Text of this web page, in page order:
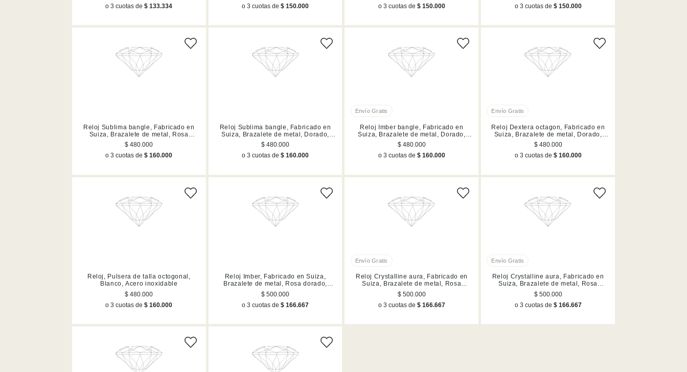
o 3 cuotas de$ 133.334
o 3 cuotas de$ 150.000
o 3 cuotas de $ 150.000
o 3 cuotas de $ 150.000
Reloj Sublima bangle, Fabricado en
Suiza, Brazalete de metal, Rosa
dorado, Acabado en tono oro rosa
$ 480.000
o 3 cuotas de$ 160.000
Reloj Sublima bangle, Fabricado en
Suiza, Brazalete de metal, Dorado,
Acabado en tono oro champán
$ 480.000
o 3 cuotas de$ 160.000
Reloj Imber bangle, Fabricado en
Suiza, Brazalete de metal, Dorado,
Acabado en tono oro champán
$ 480.000
o 3 cuotas de $ 160.000
Reloj Dextera octagon, Fabricado en
Suiza, Brazalete de metal, Dorado,
Acabado en tono oro rosa
$ 480.000
o 3 cuotas de $ 160.000
Reloj, Pulsera de talla octogonal,
Blanco, Acero inoxidable
$ 480.000
o 3 cuotas de$ 160.000
Reloj Imber, Fabricado en Suiza,
Brazalete de metal, Rosa dorado,
Acabado en tono oro rosa
$ 500.000
o 3 cuotas de$ 166.667
Reloj Crystalline aura, Fabricado en
Suiza, Brazalete de metal, Rosa
dorado, Mezcla de acabados
$ 500.000
o 3 cuotas de $ 166.667
Reloj Crystalline aura, Fabricado en
Suiza, Brazalete de metal, Rosa
dorado, Acabado en tono oro rosa
$ 500.000
o 3 cuotas de $ 166.667